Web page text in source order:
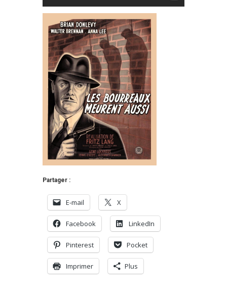
Partager :
E-mail X
Facebook LinkedIn
Pinterest Pocket
Imprimer Plus